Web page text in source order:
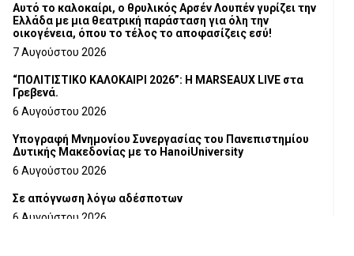
Αυτό το καλοκαίρι, ο θρυλικός Αρσέν Λουπέν γυρίζει την
Ελλάδα με μια θεατρική παράσταση για όλη την
οικογένεια, όπου το τέλος το αποφασίζεις εσύ!
7 Αυγούστου 2026
“ΠΟΛΙΤΙΣΤΙΚΟ ΚΑΛΟΚΑΙΡΙ 2026”: Η MARSEAUX LIVE στα
Γρεβενά.
6 Αυγούστου 2026
Υπογραφή Μνημονίου Συνεργασίας του Πανεπιστημίου
Δυτικής Μακεδονίας με το HanoiUniversity
6 Αυγούστου 2026
Σε απόγνωση λόγω αδέσποτων
6 Αυγούστου 2026